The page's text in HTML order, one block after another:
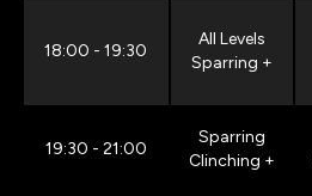
18:00 - 19:30
All Levels
Sparring +
19:30 - 21:00
Sparring
Clinching +